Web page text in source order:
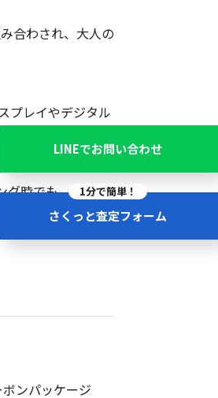
LINEでお問い合わせ
1分で簡単！
さくっと査定フォーム
合わされ、大人の
プレイやデジタル
グ時でも、コンサ
ンパッケージ